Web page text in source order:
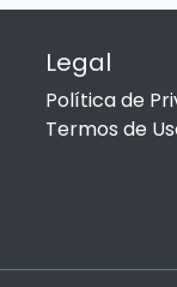
Legal
Política de
Termos de